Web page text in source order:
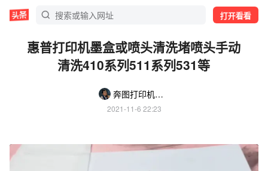
打开看看
惠普打印机墨盒或喷头清洗堵喷头手动
清洗410系列511系列531等
奔图打印机小李哥
2021-11-6 22:23